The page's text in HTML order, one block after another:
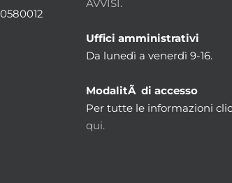
AVVISI.
Uffici amministrativi
Da lunedì a venerdì 9-16.
ModalitÃ di accesso
Per tutte le informazioni
qui.